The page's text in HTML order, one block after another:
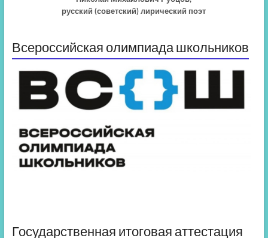
русский (советский) лирический поэт
Всероссийская олимпиада школьников
Государственная итоговая аттестация